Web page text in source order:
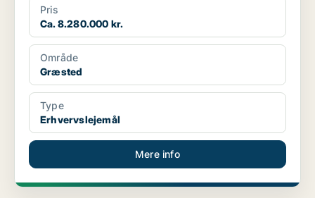
Pris
Ca. 8.280.000 kr.
Område
Græsted
Type
Erhvervslejemål
Mere info